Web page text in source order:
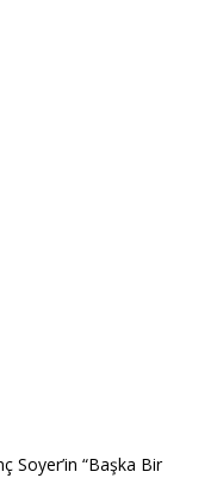
Soyer’in “Başka Bir